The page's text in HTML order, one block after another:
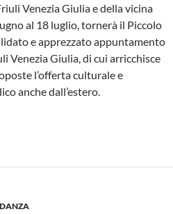
Venezia Giulia e della vicina
al 18 luglio, tornerà il Piccolo
e apprezzato appuntamento
Venezia Giulia, di cui arricchisce
l’offerta culturale e
anche dall’estero.
la 14° edizione del Piccolo